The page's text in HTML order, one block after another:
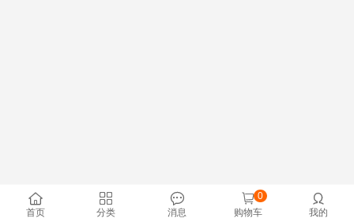

首页

分类

消息

购物车
0 
我的